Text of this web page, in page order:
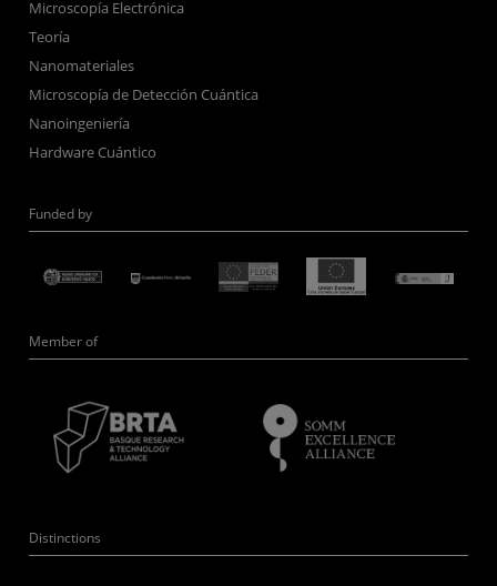
Microscopía Electrónica
Teoría
Nanomateriales
Microscopía de Detección Cuántica
Nanoingeniería
Hardware Cuántico
Funded by
Member of
Distinctions